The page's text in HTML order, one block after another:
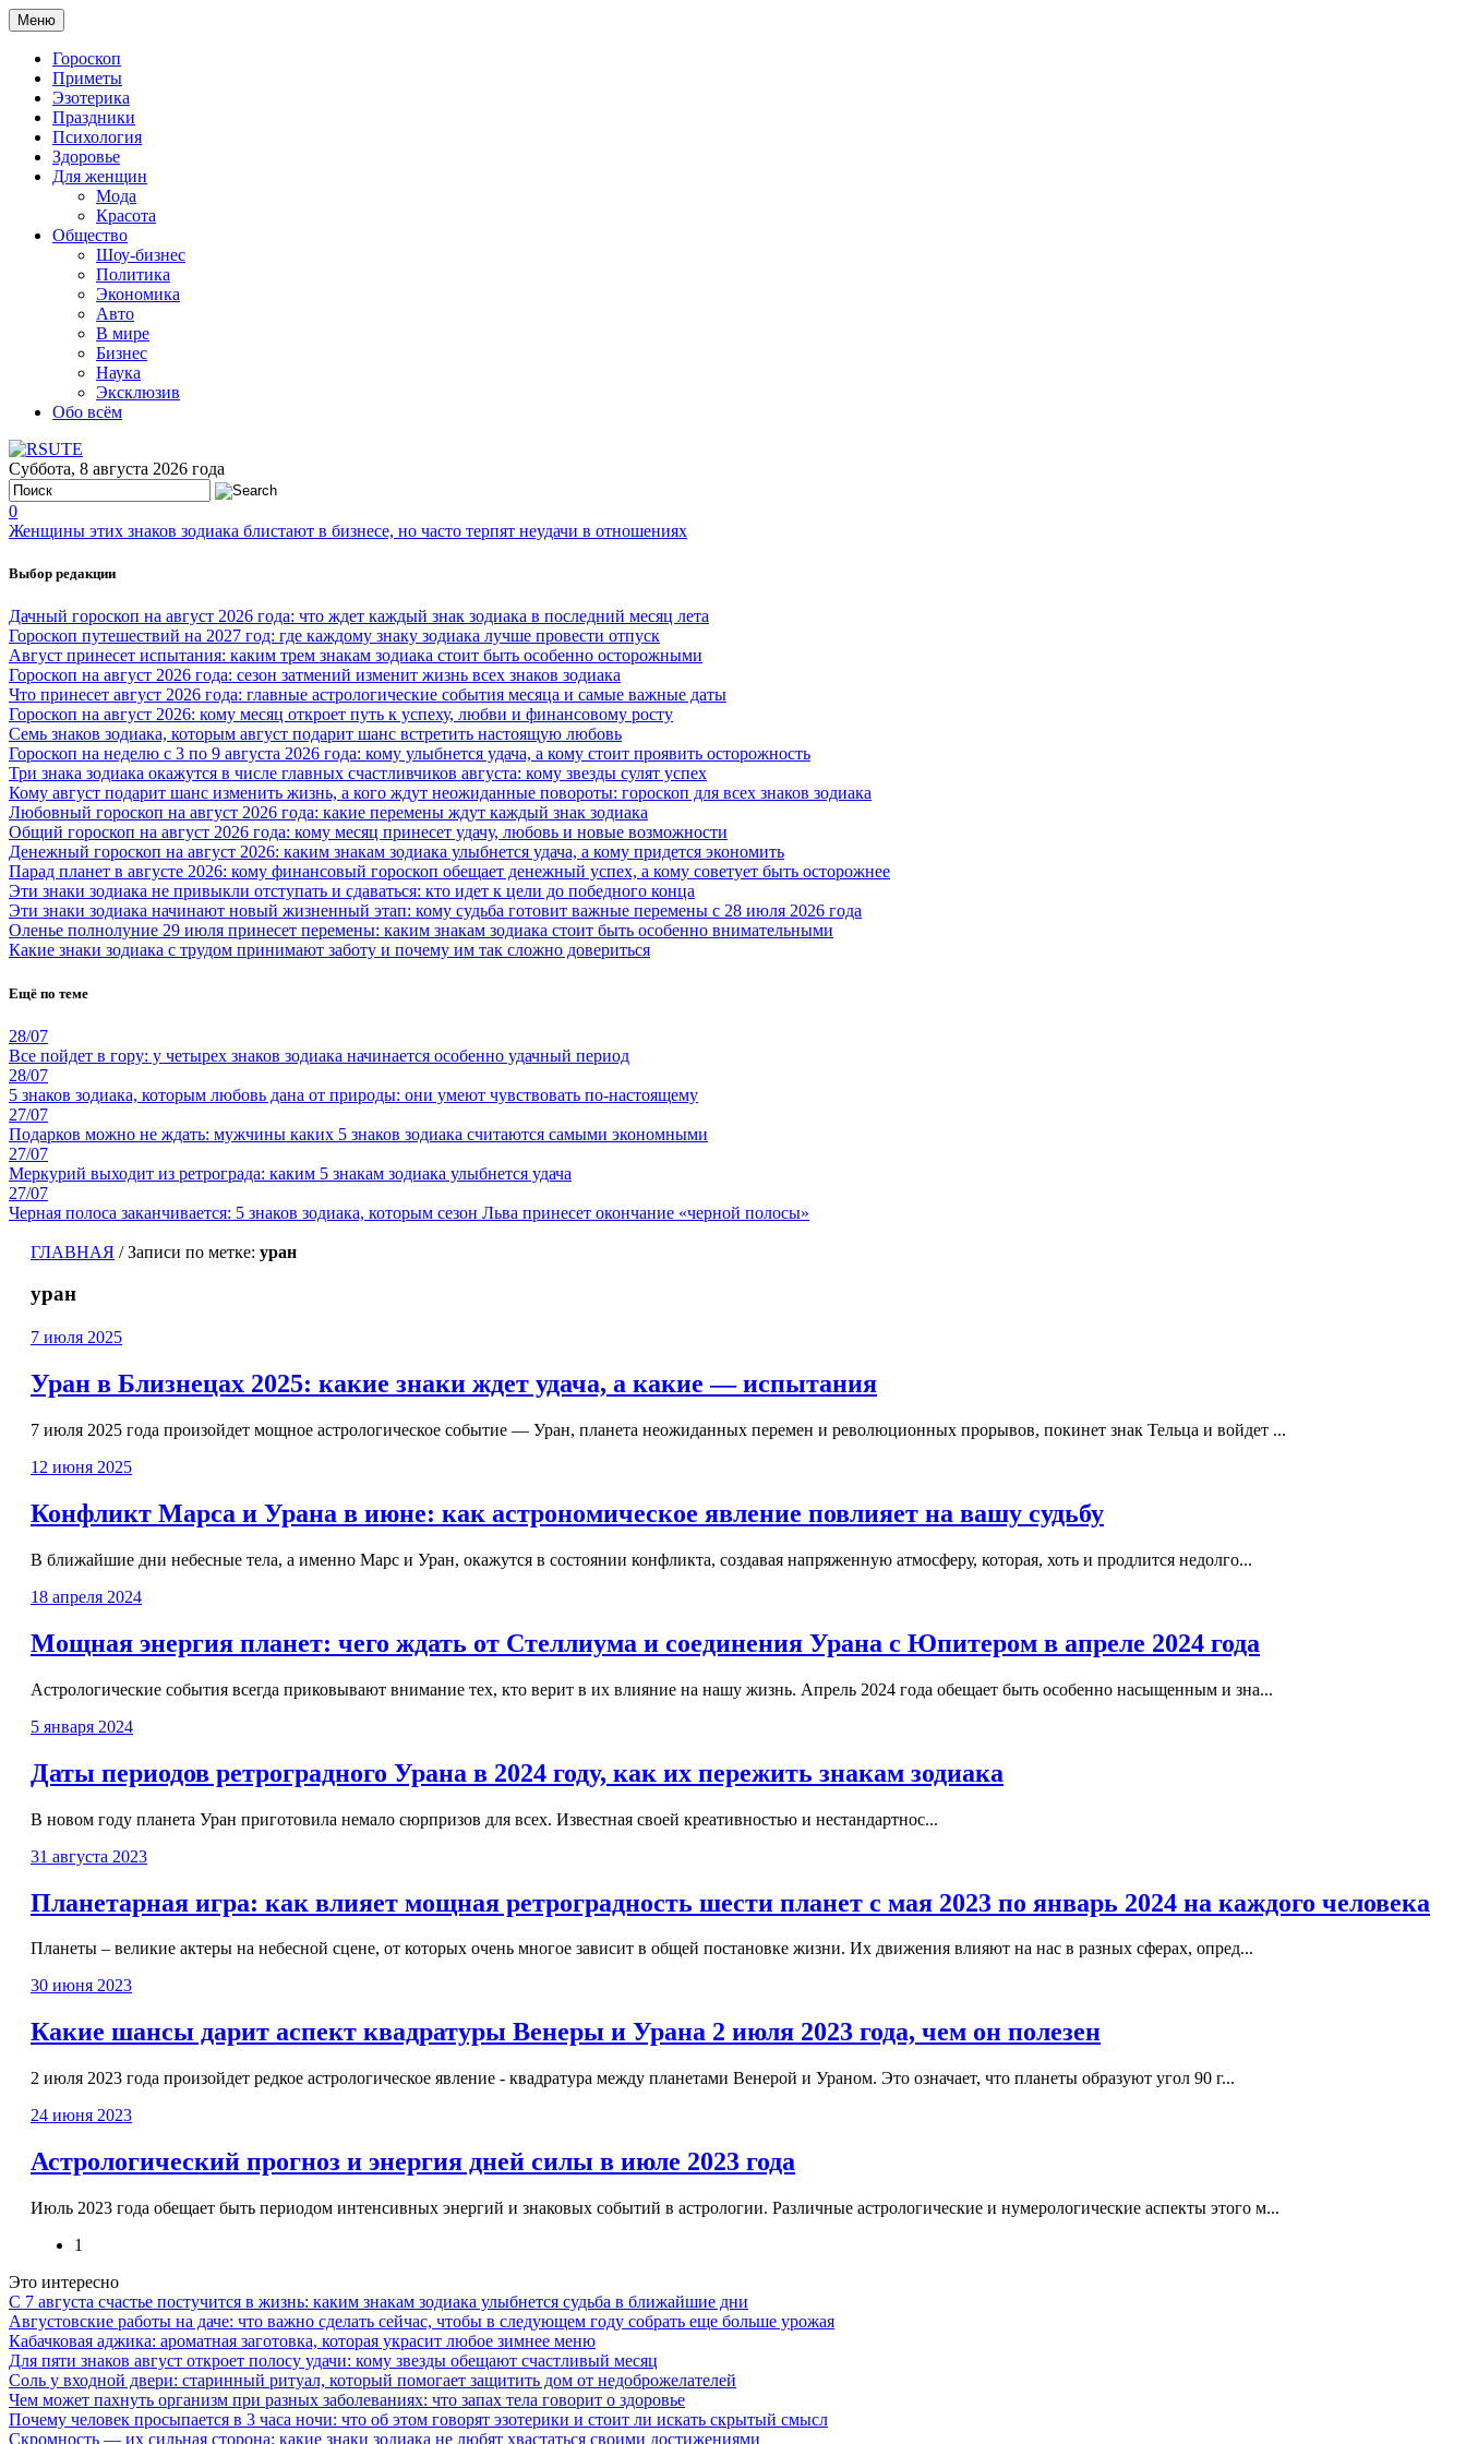
Меню
Гороскоп
Приметы
Эзотерика
Праздники
Психология
Здоровье
Для женщин
Мода
Красота
Общество
Шоу-бизнес
Политика
Экономика
Авто
В мире
Бизнес
Наука
Эксклюзив
Обо всём
Суббота, 8 августа 2026 года
0
Женщины этих знаков зодиака блистают в бизнесе, но часто терпят неудачи в отношениях
Выбор редакции
Дачный гороскоп на август 2026 года: что ждет каждый знак зодиака в последний месяц лета
Гороскоп путешествий на 2027 год: где каждому знаку зодиака лучше провести отпуск
Август принесет испытания: каким трем знакам зодиака стоит быть особенно осторожными
Гороскоп на август 2026 года: сезон затмений изменит жизнь всех знаков зодиака
Что принесет август 2026 года: главные астрологические события месяца и самые важные даты
Гороскоп на август 2026: кому месяц откроет путь к успеху, любви и финансовому росту
Семь знаков зодиака, которым август подарит шанс встретить настоящую любовь
Гороскоп на неделю с 3 по 9 августа 2026 года: кому улыбнется удача, а кому стоит проявить осторожность
Три знака зодиака окажутся в числе главных счастливчиков августа: кому звезды сулят успех
Кому август подарит шанс изменить жизнь, а кого ждут неожиданные повороты: гороскоп для всех знаков зодиака
Любовный гороскоп на август 2026 года: какие перемены ждут каждый знак зодиака
Общий гороскоп на август 2026 года: кому месяц принесет удачу, любовь и новые возможности
Денежный гороскоп на август 2026: каким знакам зодиака улыбнется удача, а кому придется экономить
Парад планет в августе 2026: кому финансовый гороскоп обещает денежный успех, а кому советует быть осторожнее
Эти знаки зодиака не привыкли отступать и сдаваться: кто идет к цели до победного конца
Эти знаки зодиака начинают новый жизненный этап: кому судьба готовит важные перемены с 28 июля 2026 года
Оленье полнолуние 29 июля принесет перемены: каким знакам зодиака стоит быть особенно внимательными
Какие знаки зодиака с трудом принимают заботу и почему им так сложно довериться
Ещё по теме
28/07
Все пойдет в гору: у четырех знаков зодиака начинается особенно удачный период
28/07
5 знаков зодиака, которым любовь дана от природы: они умеют чувствовать по-настоящему
27/07
Подарков можно не ждать: мужчины каких 5 знаков зодиака считаются самыми экономными
27/07
Меркурий выходит из ретрограда: каким 5 знакам зодиака улыбнется удача
27/07
Черная полоса заканчивается: 5 знаков зодиака, которым сезон Льва принесет окончание «черной полосы»
ГЛАВНАЯ /Записи по метке: уран
уран
7 июля 2025
Уран в Близнецах 2025: какие знаки ждет удача, а какие — испытания
7 июля 2025 года произойдет мощное астрологическое событие — Уран, планета неожиданных перемен и революционных прорывов, покинет знак Тельца и войдет ...
12 июня 2025
Конфликт Марса и Урана в июне: как астрономическое явление повлияет на вашу судьбу
В ближайшие дни небесные тела, а именно Марс и Уран, окажутся в состоянии конфликта, создавая напряженную атмосферу, которая, хоть и продлится недолго...
18 апреля 2024
Мощная энергия планет: чего ждать от Стеллиума и соединения Урана с Юпитером в апреле 2024 года
Астрологические события всегда приковывают внимание тех, кто верит в их влияние на нашу жизнь. Апрель 2024 года обещает быть особенно насыщенным и зна...
5 января 2024
Даты периодов ретроградного Урана в 2024 году, как их пережить знакам зодиака
В новом году планета Уран приготовила немало сюрпризов для всех. Известная своей креативностью и нестандартнос...
31 августа 2023
Планетарная игра: как влияет мощная ретроградность шести планет с мая 2023 по январь 2024 на каждого человека
Планеты – великие актеры на небесной сцене, от которых очень многое зависит в общей постановке жизни. Их движения влияют на нас в разных сферах, опред...
30 июня 2023
Какие шансы дарит аспект квадратуры Венеры и Урана 2 июля 2023 года, чем он полезен
2 июля 2023 года произойдет редкое астрологическое явление - квадратура между планетами Венерой и Ураном. Это означает, что планеты образуют угол 90 г...
24 июня 2023
Астрологический прогноз и энергия дней силы в июле 2023 года
Июль 2023 года обещает быть периодом интенсивных энергий и знаковых событий в астрологии. Различные астрологические и нумерологические аспекты этого м...
1
Это интересно
С 7 августа счастье постучится в жизнь: каким знакам зодиака улыбнется судьба в ближайшие дни
Августовские работы на даче: что важно сделать сейчас, чтобы в следующем году собрать еще больше урожая
Кабачковая аджика: ароматная заготовка, которая украсит любое зимнее меню
Для пяти знаков август откроет полосу удачи: кому звезды обещают счастливый месяц
Соль у входной двери: старинный ритуал, который помогает защитить дом от недоброжелателей
Чем может пахнуть организм при разных заболеваниях: что запах тела говорит о здоровье
Почему человек просыпается в 3 часа ночи: что об этом говорят эзотерики и стоит ли искать скрытый смысл
Скромность — их сильная сторона: какие знаки зодиака не любят хвастаться своими достижениями